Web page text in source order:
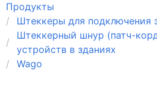
Продукты
Штеккеры для подключения
Штеккерный шнур (патч-
устройств в зданиях
Wago